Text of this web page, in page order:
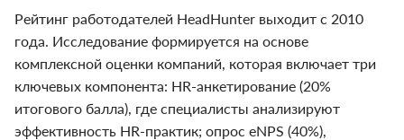
Рейтинг работодателей HeadHunter выходит с 2010
года. Исследование формируется на основе
комплексной оценки компаний, которая включает три
ключевых компонента: HR-анкетирование (20%
итогового балла), где специалисты анализируют
эффективность HR-практик; опрос eNPS (40%),